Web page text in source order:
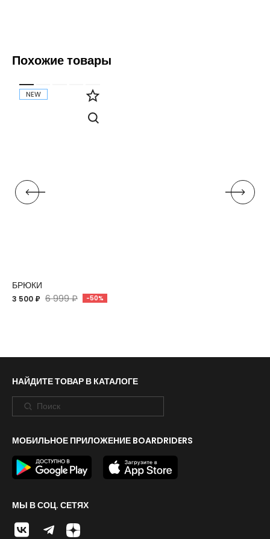
Похожие товары
NEW
БРЮКИ
3 500 ₽ 6 999 ₽ -50%
НАЙДИТЕ ТОВАР В КАТАЛОГЕ
МОБИЛЬНОЕ ПРИЛОЖЕНИЕ BOARDRIDERS
МЫ В СОЦ. СЕТЯХ